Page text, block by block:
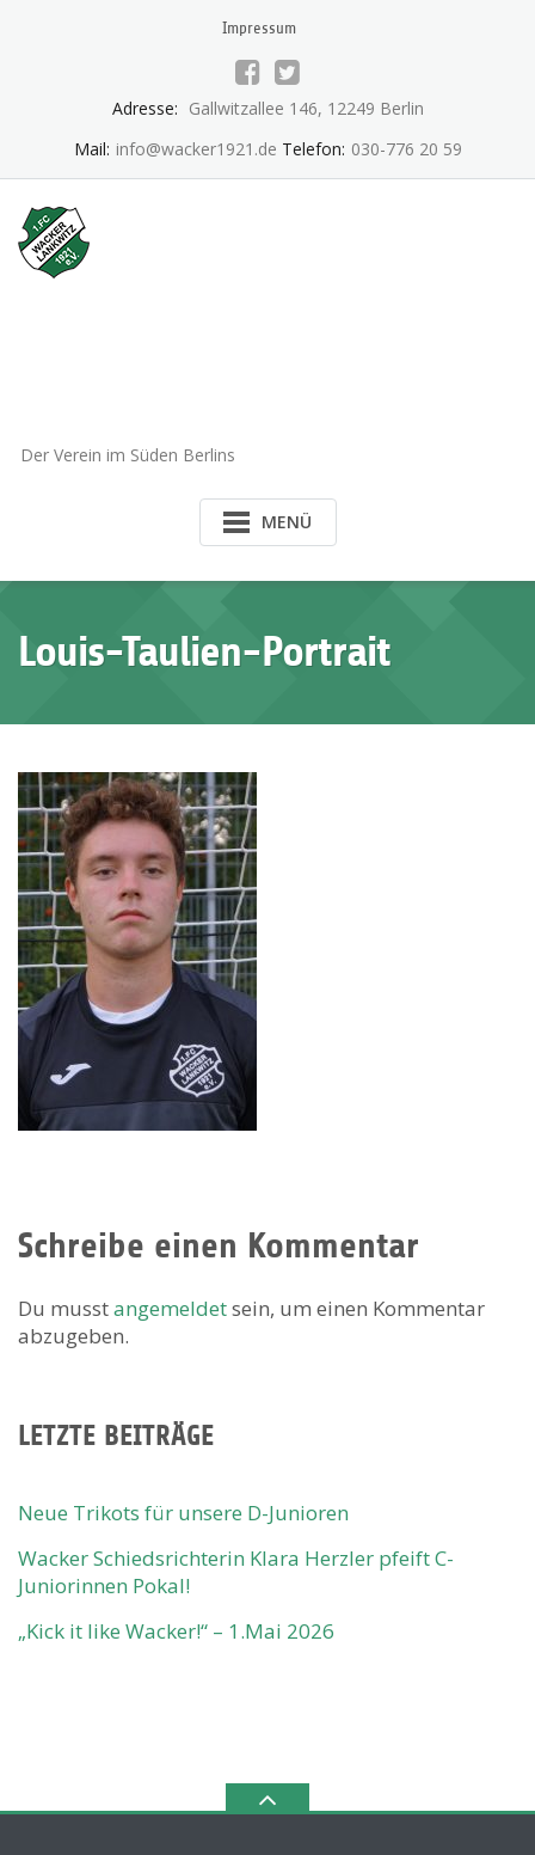
Impressum
Adresse: Gallwitzallee 146, 12249 Berlin
Mail: info@wacker1921.de Telefon: 030-776 20 59
Der Verein im Süden Berlins
MENÜ
Louis-Taulien-Portrait
Schreibe einen Kommentar
Du musstangemeldetsein, um einen Kommentar
abzugeben.
LETZTE BEITRÄGE
Neue Trikots für unsere D-Junioren
Wacker Schiedsrichterin Klara Herzler pfeift C-
Juniorinnen Pokal!
„Kick it like Wacker!“ – 1.Mai 2026